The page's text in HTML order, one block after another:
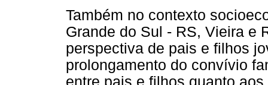
Também no contexto
Grande do Sul - RS, Vieira e
perspectiva de pais e filhos
prolongamento do convívio